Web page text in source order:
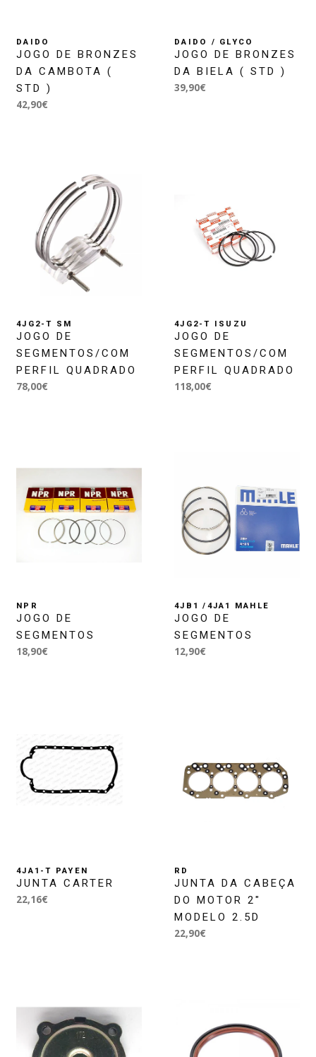
DAIDO
JOGO DE BRONZES
DA CAMBOTA (
STD )
42,90€
DAIDO / GLYCO
JOGO DE BRONZES
DA BIELA ( STD )
39,90€
4JG2-T SM
JOGO DE
SEGMENTOS/COM
PERFIL QUADRADO
78,00€
4JG2-T ISUZU
JOGO DE
SEGMENTOS/COM
PERFIL QUADRADO
118,00€
NPR
JOGO DE
SEGMENTOS
18,90€
4JB1 /4JA1 MAHLE
JOGO DE
SEGMENTOS
12,90€
4JA1-T PAYEN
JUNTA CARTER
22,16€
RD
JUNTA DA CABEÇA
DO MOTOR 2"
MODELO 2.5D
22,90€